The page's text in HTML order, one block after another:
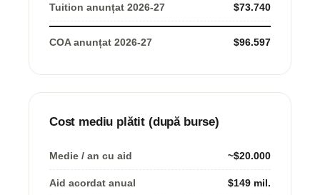
Tuition anunțat 2026-27 $73.740
COA anunțat 2026-27 $96.597
Cost mediu plătit (după burse)
Medie / an cu aid ~$20.000
Aid acordat anual $149 mil.